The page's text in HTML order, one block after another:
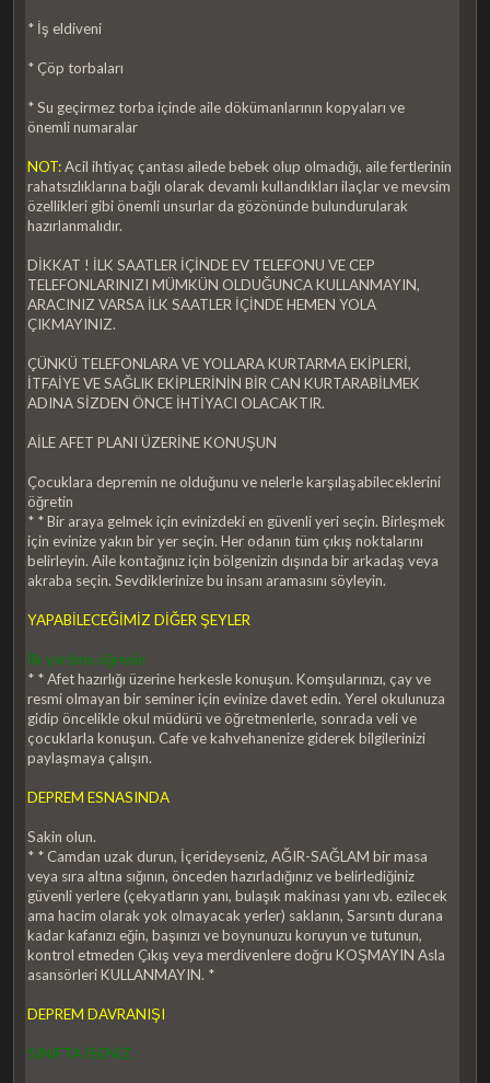
* İş eldiveni
* Çöp torbaları
* Su geçirmez torba içinde aile dökümanlarının kopyaları ve
önemli numaralar
NOT:Acil ihtiyaç çantası ailede bebek olup olmadığı, aile fertlerinin
rahatsızlıklarına bağlı olarak devamlı kullandıkları ilaçlar ve mevsim
özellikleri gibi önemli unsurlar da gözönünde bulundurularak
hazırlanmalıdır.
DİKKAT ! İLK SAATLER İÇİNDE EV TELEFONU VE CEP
TELEFONLARINIZI MÜMKÜN OLDUĞUNCA KULLANMAYIN,
ARACINIZ VARSA İLK SAATLER İÇİNDE HEMEN YOLA
ÇIKMAYINIZ.
ÇÜNKÜ TELEFONLARA VE YOLLARA KURTARMA EKİPLERİ,
İTFAİYE VE SAĞLIK EKİPLERİNİN BİR CAN KURTARABİLMEK
ADINA SİZDEN ÖNCE İHTİYACI OLACAKTIR.
AİLE AFET PLANI ÜZERİNE KONUŞUN
Çocuklara depremin ne olduğunu ve nelerle karşılaşabileceklerini
öğretin
* * Bir araya gelmek için evinizdeki en güvenli yeri seçin. Birleşmek
için evinize yakın bir yer seçin. Her odanın tüm çıkış noktalarını
belirleyin. Aile kontağınız için bölgenizin dışında bir arkadaş veya
akraba seçin. Sevdiklerinize bu insanı aramasını söyleyin.
YAPABİLECEĞİMİZ DİĞER ŞEYLER
İlk yardımı öğrenin
* * Afet hazırlığı üzerine herkesle konuşun. Komşularınızı, çay ve
resmi olmayan bir seminer için evinize davet edin. Yerel okulunuza
gidip öncelikle okul müdürü ve öğretmenlerle, sonrada veli ve
çocuklarla konuşun. Cafe ve kahvehanenize giderek bilgilerinizi
paylaşmaya çalışın.
DEPREM ESNASINDA
Sakin olun.
* * Camdan uzak durun, İçerideyseniz, AĞIR-SAĞLAM bir masa
veya sıra altına sığının, önceden hazırladığınız ve belirlediğiniz
güvenli yerlere (çekyatların yanı, bulaşık makinası yanı vb. ezilecek
ama hacim olarak yok olmayacak yerler) saklanın, Sarsıntı durana
kadar kafanızı eğin, başınızı ve boynunuzu koruyun ve tutunun,
kontrol etmeden Çıkış veya merdivenlere doğru KOŞMAYIN Asla
asansörleri KULLANMAYIN. *
DEPREM DAVRANIŞI
SINIFTA İSENİZ :